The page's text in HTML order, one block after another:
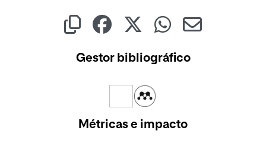
Gestor bibliográfico
Métricas e impacto